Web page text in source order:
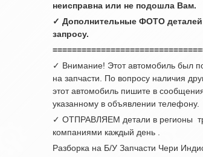
неисправна или не подошла Вам.
✓ Дополнительные ФОТО
запросу.
✓ Внимание! Этот автомобиль был
на запчасти. По вопросу наличия
этот автомобиль пишите в
указанному в объявлении телефону.
✓ ОТПРАВЛЯЕМ детали в регионы
компаниями каждый день .
Разборка на Б/У Запчасти Чери